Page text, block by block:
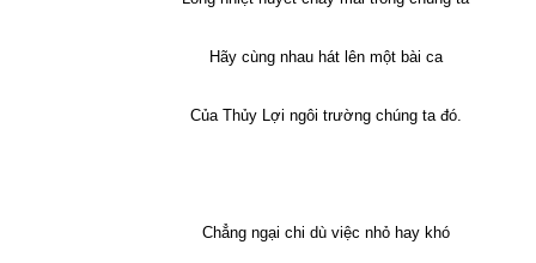
Hãy cùng nhau hát lên một bài ca
Của Thủy Lợi ngôi trường chúng ta đó.
Chẳng ngại chi dù việc nhỏ hay khó